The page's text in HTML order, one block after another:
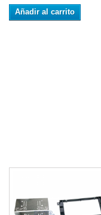
Añadir al carrito